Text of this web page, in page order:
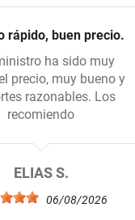
rápido, buen precio.
ha sido muy
precio, muy bueno y
razonables. Los
recomiendo
ELIAS S.
06/08/2026